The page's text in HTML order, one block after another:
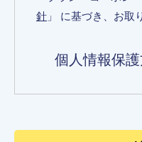
針 」 に基づき、お取
個人情報保